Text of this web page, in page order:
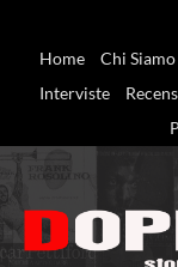
Home
Chi Siamo
Interviste